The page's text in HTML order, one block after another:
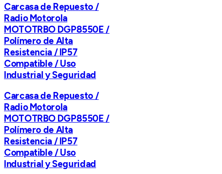
Carcasa de Repuesto /
Radio Motorola
MOTOTRBO DGP8550E /
Polímero de Alta
Resistencia / IP57
Compatible / Uso
Industrial y Seguridad
Carcasa de Repuesto /
Radio Motorola
MOTOTRBO DGP8550E /
Polímero de Alta
Resistencia / IP57
Compatible / Uso
Industrial y Seguridad